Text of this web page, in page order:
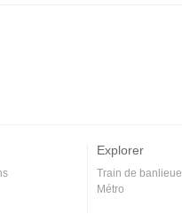
Explorer
Train de banlieue
Métro